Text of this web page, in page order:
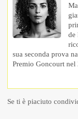
de
sua seconda prova
Premio Goncourt nel
Se ti è piaciuto